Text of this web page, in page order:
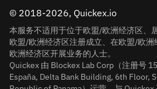
© 2018-2026, Quickex.io
本服务不适用于位于欧盟/欧洲经济区、
欧盟/欧洲经济区注册成立、在欧盟/欧
欧洲经济区开展业务的人士。
Quickex 由 Blockex Lab Corp（注册号
España, Delta Bank Building, 6th Floor,